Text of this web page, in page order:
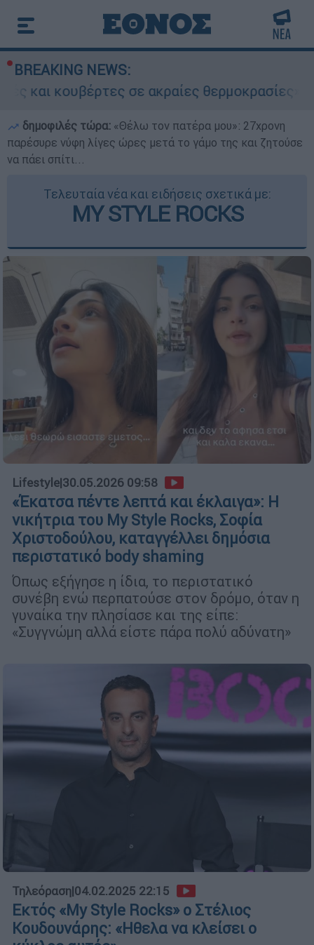
BREAKING NEWS:
σε ακραίες θερμοκρασίες»: Σε
δημοφιλές τώρα: «Θέλω τον πατέρα μου»: 27χρονη
παρέσυρε νύφη λίγες ώρες μετά το γάμο της και ζητούσε
να πάει σπίτι...
Τελευταία νέα και ειδήσεις σχετικά με:
MY STYLE ROCKS
Lifestyle|30.05.2026 09:58
«Έκατσα πέντε λεπτά και έκλαιγα»: Η
νικήτρια του My Style Rocks, Σοφία
Χριστοδούλου, καταγγέλλει δημόσια
περιστατικό body shaming
Όπως εξήγησε η ίδια, το περιστατικό
συνέβη ενώ περπατούσε στον δρόμο, όταν η
γυναίκα την πλησίασε και της είπε:
«Συγγνώμη αλλά είστε πάρα πολύ αδύνατη»
Τηλεόραση|04.02.2025 22:15
Εκτός «My Style Rocks» ο Στέλιος
Κουδουνάρης: «Ηθελα να κλείσει ο